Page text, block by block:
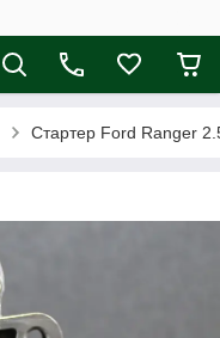
Стартер Ford Ranger